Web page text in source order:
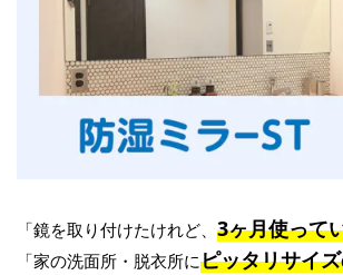
「鏡を取り付けたけれど、 3ヶ月使って
「家の洗面所・脱衣所にピッタリサイ